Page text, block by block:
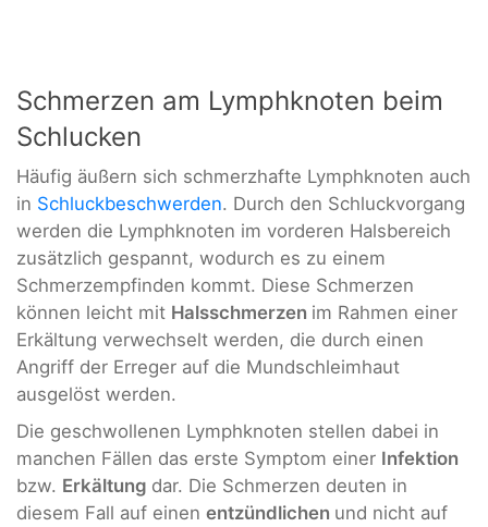
Schmerzen am Lymphknoten beim
Schlucken
Häufig äußern sich schmerzhafte Lymphknoten auch
in Schluckbeschwerden. Durch den Schluckvorgang
werden die Lymphknoten im vorderen Halsbereich
zusätzlich gespannt, wodurch es zu einem
Schmerzempfinden kommt. Diese Schmerzen
können leicht mit Halsschmerzen im Rahmen einer
Erkältung verwechselt werden, die durch einen
Angriff der Erreger auf die Mundschleimhaut
ausgelöst werden.
Die geschwollenen Lymphknoten stellen dabei in
manchen Fällen das erste Symptom einer Infektion
bzw. Erkältung dar. Die Schmerzen deuten in
diesem Fall auf einen entzündlichen und nicht auf